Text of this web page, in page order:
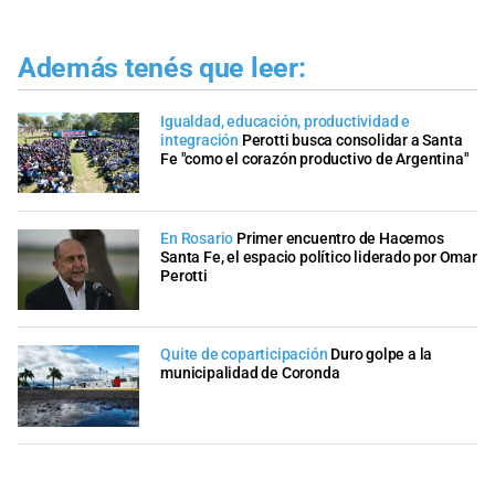
Además tenés que leer:
Igualdad, educación, productividad e
integración Perotti busca consolidar a Santa
Fe "como el corazón productivo de Argentina"
En Rosario Primer encuentro de Hacemos
Santa Fe, el espacio político liderado por Omar
Perotti
Quite de coparticipación Duro golpe a la
municipalidad de Coronda